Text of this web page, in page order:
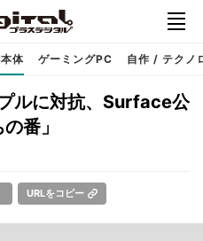
体 ゲーミングPC 自作 / テクノ
ルに対抗、Surface公
番」
URLをコピー